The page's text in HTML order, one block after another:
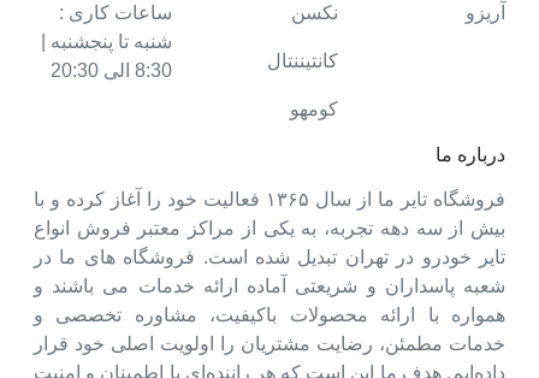
درباره ما
فروشگاه تایر ما از سال ۱۳۶۵ فعالیت خود را آغاز کرده و با
بیش از سه دهه تجربه، به یکی از مراکز معتبر فروش انواع
تایر خودرو در تهران تبدیل شده است. فروشگاه های ما در
شعبه پاسداران و شریعتی آماده ارائه خدمات می باشند و
همواره با ارائه محصولات باکیفیت، مشاوره تخصصی و
خدمات مطمئن، رضایت مشتریان را اولویت اصلی خود قرار
داده‌ایم. هدف ما این است که هر راننده‌ای با اطمینان و امنیت
آریزو نکسن
کانتیننتال
کومهو
ساعات کاری :
شنبه تا پنجشنبه |
8:30 الی 20:30